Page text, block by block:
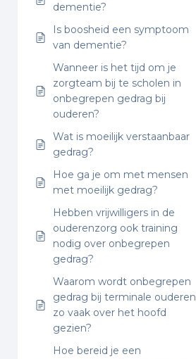
dementie?
Is boosheid een symptoom
van dementie?
Wanneer is het tijd om je
zorgteam bij te scholen in
onbegrepen gedrag bij
ouderen?
Wat is moeilijk verstaanbaar
gedrag?
Hoe ga je om met mensen
met moeilijk gedrag?
Hebben vrijwilligers in de
ouderenzorg ook training
nodig over onbegrepen
gedrag?
Waarom wordt onbegrepen
gedrag bij terminale ouderen
zo vaak over het hoofd
gezien?
Hoe bereid je een